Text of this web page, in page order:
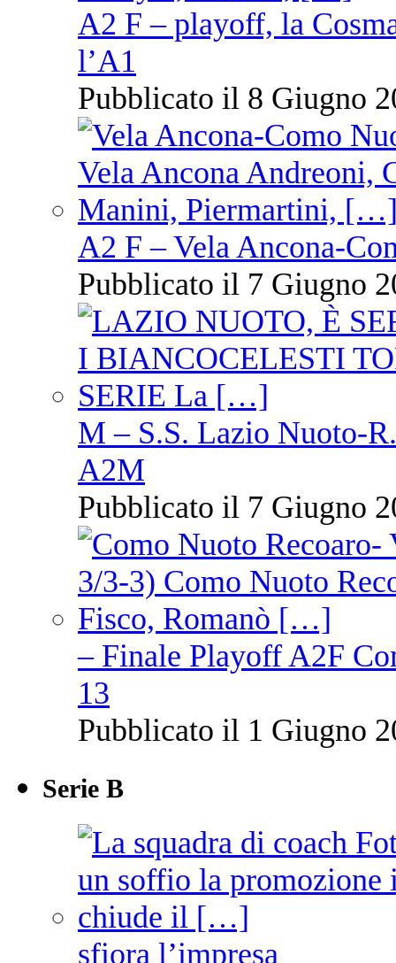
A2 F – playoff, la
l’A1
Pubblicato il 8 Giugno
A2 F – Vela Ancona-
Pubblicato il 7 Giugno
M – S.S. Lazio Nuoto-
A2M
Pubblicato il 7 Giugno
– Finale Playoff A2F
13
Pubblicato il 1 Giugno
Serie B
sfiora l’impresa